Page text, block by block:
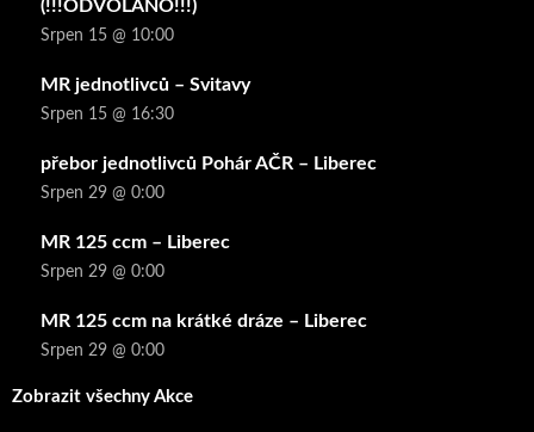
(!!!ODVOLÁNO!!!)
Srpen 15 @ 10:00
MR jednotlivců – Svitavy
Srpen 15 @ 16:30
přebor jednotlivců Pohár AČR – Liberec
Srpen 29 @ 0:00
MR 125 ccm – Liberec
Srpen 29 @ 0:00
MR 125 ccm na krátké dráze – Liberec
Srpen 29 @ 0:00
Zobrazit všechny Akce